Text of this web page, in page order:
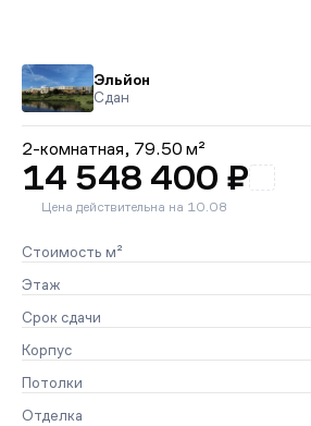
Эльйон
Сдан
2-комнатная, 79.50 м²
14 548 400 ₽
Цена действительна на 10.08
Стоимость м²
Этаж
Срок сдачи
Корпус
Потолки
Отделка